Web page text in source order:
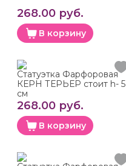
268.00 руб.
В корзину
Статуэтка Фарфоровая
КЕРН ТЕРЬЕР стоит h- 5
см
268.00 руб.
В корзину